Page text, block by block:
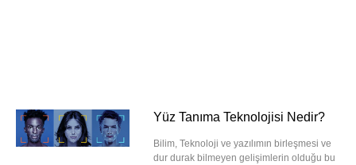
Yüz Tanıma Teknolojisi Nedir?
Bilim, Teknoloji ve yazılımın birleşmesi ve
dur durak bilmeyen gelişimlerin olduğu bu